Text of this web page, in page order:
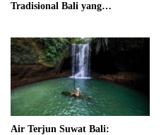
Tradisional Bali yang
Air Terjun Suwat Bali: